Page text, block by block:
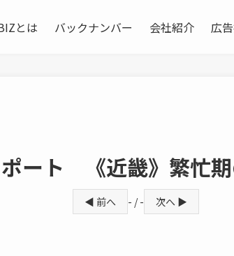
とは バックナンバー 会社紹介 広
ート 《近畿》繁忙期
◀ 前へ - / - 次へ ▶